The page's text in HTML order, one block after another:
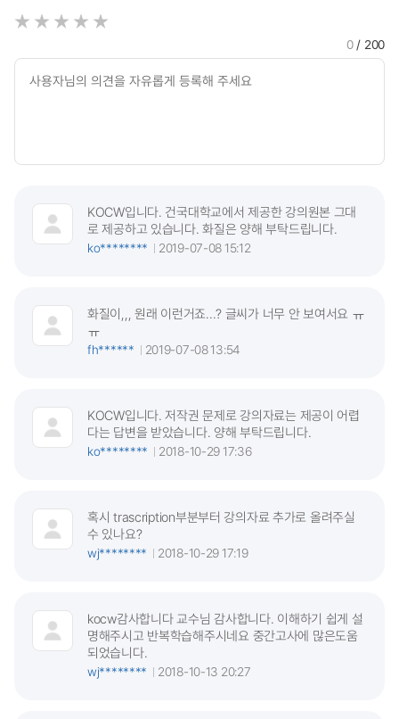
0/ 200
KOCW입니다. 건국대학교에서 제공한 강의원본 그대
로 제공하고 있습니다. 화질은 양해 부탁드립니다.
ko********
2019-07-08 15:12
화질이,,, 원래 이런거죠...? 글씨가 너무 안 보여서요 ㅠ
ㅠ
fh******
2019-07-08 13:54
KOCW입니다. 저작권 문제로 강의자료는 제공이 어렵
다는 답변을 받았습니다. 양해 부탁드립니다.
ko********
2018-10-29 17:36
혹시 trascription부분부터 강의자료 추가로 올려주실
수 있나요?
wj********
2018-10-29 17:19
kocw감사합니다 교수님 감사합니다. 이해하기 쉽게 설
명해주시고 반복학습해주시네요 중간고사에 많은도움
되었습니다.
wj********
2018-10-13 20:27